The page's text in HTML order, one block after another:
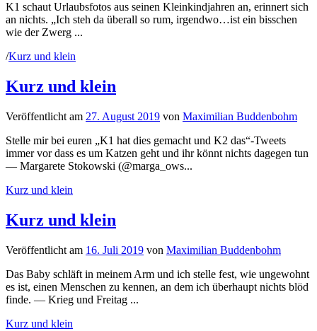
K1 schaut Urlaubsfotos aus seinen Kleinkindjahren an, erinnert sich
an nichts. „Ich steh da überall so rum, irgendwo…ist ein bisschen
wie der Zwerg ...
/Kurz und klein
Kurz und klein
Veröffentlicht am 27. August 2019 von Maximilian Buddenbohm
Stelle mir bei euren „K1 hat dies gemacht und K2 das“-Tweets
immer vor dass es um Katzen geht und ihr könnt nichts dagegen tun
— Margarete Stokowski (@marga_ows...
Kurz und klein
Kurz und klein
Veröffentlicht am 16. Juli 2019 von Maximilian Buddenbohm
Das Baby schläft in meinem Arm und ich stelle fest, wie ungewohnt
es ist, einen Menschen zu kennen, an dem ich überhaupt nichts blöd
finde. — Krieg und Freitag ...
Kurz und klein